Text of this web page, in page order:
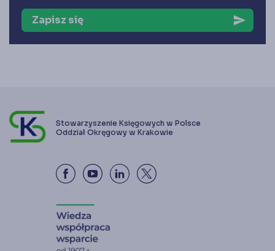
Zapisz się send
Stowarzyszenie Księgowych w Polsce
Oddział Okręgowy w Krakowie